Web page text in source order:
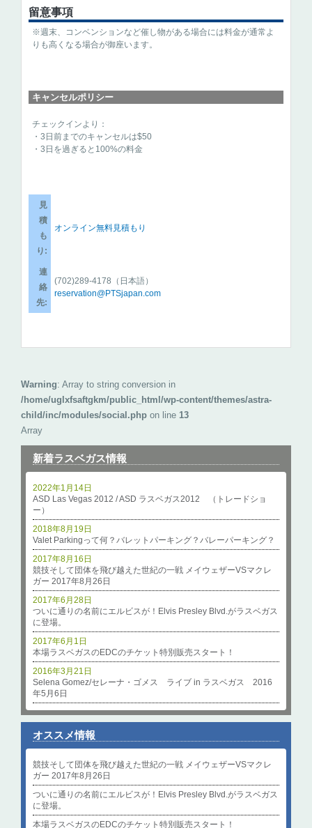
新着ラスベガス情報
ASD Las Vegas 2012 / ASD ラスベガス2012 （トレードショ
ー）
2022年1月14日
Valet Parkingって何？バレットパーキング？バレーパーキング？
2018年8月19日
競技そして団体を飛び越えた世紀の一戦 メイウェザーVSマクレ
ガー 2017年8月26日
2017年8月16日
ついに通りの名前にエルビスが！Elvis Presley Blvd.がラスベガス
に登場。
2017年6月28日
本場ラスベガスのEDCのチケット特別販売スタート！
2017年6月1日
Selena Gomez/セレーナ・ゴメス ライブ in ラスベガス 2016
年5月6日
2016年3月21日
オススメ情報
競技そして団体を飛び越えた世紀の一戦 メイウェザーVSマクレ
ガー 2017年8月26日
ついに通りの名前にエルビスが！Elvis Presley Blvd.がラスベガス
に登場。
本場ラスベガスのEDCのチケット特別販売スタート！
留意事項
※週末、コンベンションなど催し物がある場合には料金が通常よ
りも高くなる場合が御座います。
キャンセルポリシー
チェックインより：
・3日前までのキャンセルは$50
・3日を過ぎると100%の料金
見
積
も
り:
オンライン無料見積もり
連
絡
先:
(702)289-4178（日本語）
reservation@PTSjapan.com
Warning: Array to string conversion in
/home/uglxfsaftgkm/public_html/wp-content/themes/astra-
child/inc/modules/social.php on line 13
Array